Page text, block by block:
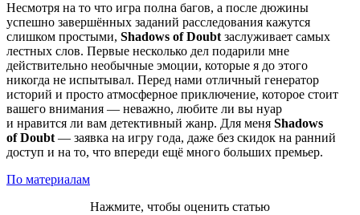
Несмотря на то что игра полна багов, а после дюжины
успешно завершённых заданий расследования кажутся
слишком простыми, Shadows of Doubt заслуживает самых
лестных слов. Первые несколько дел подарили мне
действительно необычные эмоции, которые я до этого
никогда не испытывал. Перед нами отличный генератор
историй и просто атмосферное приключение, которое стоит
вашего внимания — неважно, любите ли вы нуар
и нравится ли вам детективный жанр. Для меня Shadows
of Doubt — заявка на игру года, даже без скидок на ранний
доступ и на то, что впереди ещё много больших премьер.
По материалам
Нажмите, чтобы оценить статью